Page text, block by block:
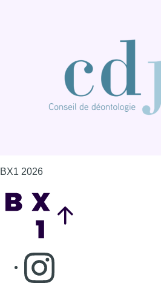
BX1 2026
Consulter page Instagram